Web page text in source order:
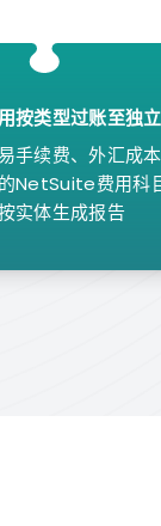
按类型过账至独
手续费、外汇成
NetSuite费用科
实体生成报告